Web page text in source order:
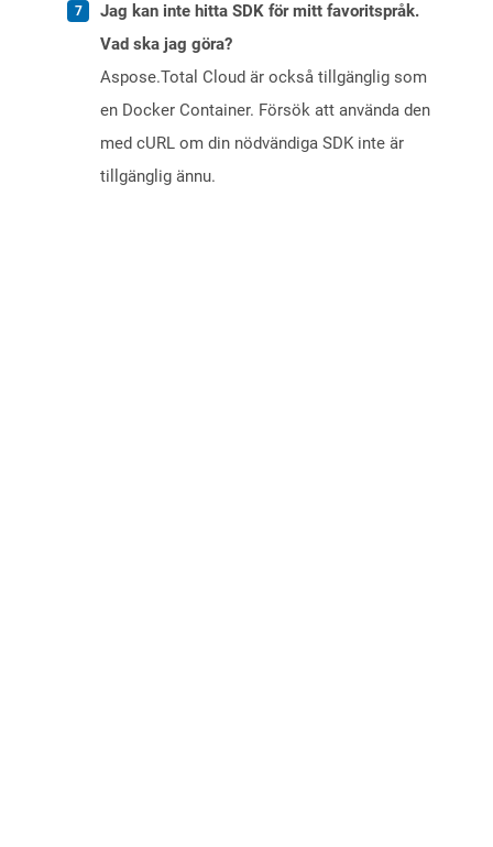
Jag kan inte hitta SDK för mitt favoritspråk.
Vad ska jag göra?
Aspose.Total Cloud är också tillgänglig som
en Docker Container. Försök att använda den
med cURL om din nödvändiga SDK inte är
tillgänglig ännu.